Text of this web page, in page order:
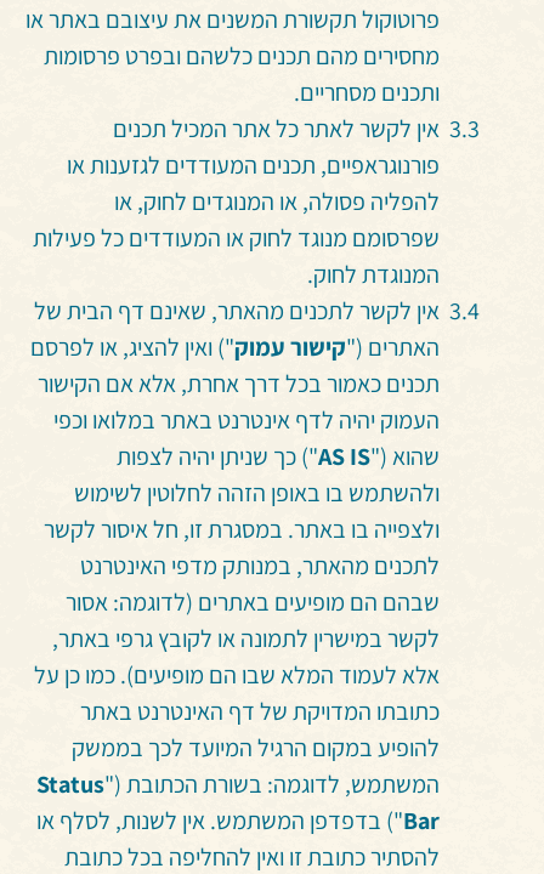
פרוטוקול תקשורת המשנים את עיצובם באתר או
מחסירים מהם תכנים כלשהם ובפרט פרסומות
ותכנים מסחריים.
אין לקשר לאתר כל אתר המכיל תכנים
פורנוגראפיים, תכנים המעודדים לגזענות או
להפליה פסולה, או המנוגדים לחוק, או
שפרסומם מנוגד לחוק או המעודדים כל פעילות
המנוגדת לחוק.
אין לקשר לתכנים מהאתר, שאינם דף הבית של
האתרים ("קישור עמוק") ואין להציג, או לפרסם
תכנים כאמור בכל דרך אחרת, אלא אם הקישור
העמוק יהיה לדף אינטרנט באתר במלואו וכפי
שהוא ("AS IS") כך שניתן יהיה לצפות
ולהשתמש בו באופן הזהה לחלוטין לשימוש
ולצפייה בו באתר. במסגרת זו, חל איסור לקשר
לתכנים מהאתר, במנותק מדפי האינטרנט
שבהם הם מופיעים באתרים (לדוגמה: אסור
לקשר במישרין לתמונה או לקובץ גרפי באתר,
אלא לעמוד המלא שבו הם מופיעים). כמו כן על
כתובתו המדויקת של דף האינטרנט באתר
להופיע במקום הרגיל המיועד לכך בממשק
המשתמש, לדוגמה: בשורת הכתובת ("Status
Bar") בדפדפן המשתמש. אין לשנות, לסלף או
להסתיר כתובת זו ואין להחליפה בכל כתובת